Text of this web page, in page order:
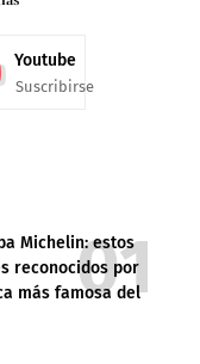
Youtube
Suscribirse
Michelin: estos
reconocidos por
más famosa del